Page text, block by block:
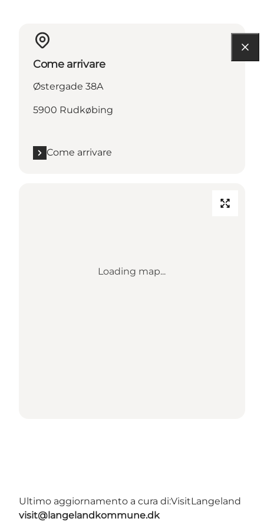
Come arrivare
Østergade 38A
5900 Rudkøbing
Come arrivare
Loading map...
Ultimo aggiornamento a cura di:VisitLangeland
visit@langelandkommune.dk